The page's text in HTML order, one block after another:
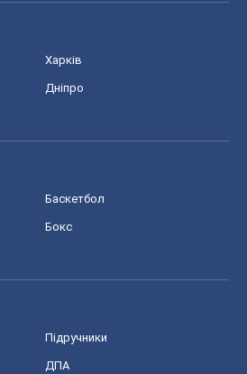
Харків
Дніпро
Баскетбол
Бокс
Підручники
ДПА